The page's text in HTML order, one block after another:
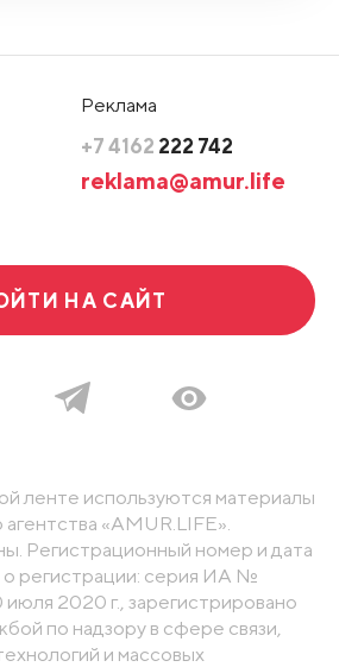
Реклама
+7 4162 222 742
reklama@amur.life
НА САЙТ
ленте используются материалы
«AMUR.LIFE».
Регистрационный номер и дата
о регистрации: серия ИА №
2020 г., зарегистрировано
по надзору в сфере связи,
и массовых